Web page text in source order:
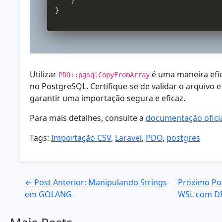
}
Utilizar PDO::pgsqlCopyFromArray é uma maneira
no PostgreSQL. Certifique-se de validar o arquivo
garantir uma importação segura e eficaz.
Para mais detalhes, consulte a documentação
Tags: Importação CSV, Laravel, PDO, postgres
← Post Anterior: Manipulando Strings
em GOLANG
Próximo
WSL com